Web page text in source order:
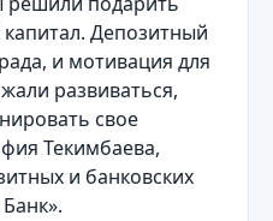
Депозитный
и мотивация для
развиваться,
свое
Текимбаева,
и банковских